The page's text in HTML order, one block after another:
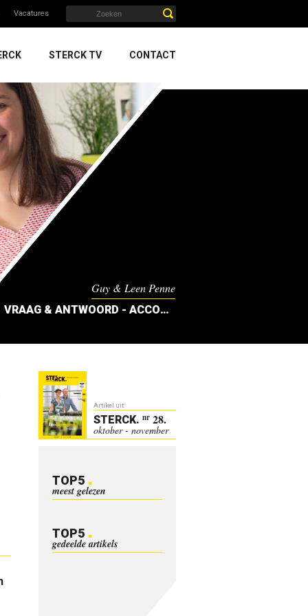
Vacatures
STERCK TV CONTACT
Guy & Leen Penne
VRAAG & ANTWOORD - ACCOUNTANTSKANTOOR PENNE
Artikel uit:
STERCK. nr 28.
oktober - november
TOP5
meest gelezen
TOP5
gedeelde artikels